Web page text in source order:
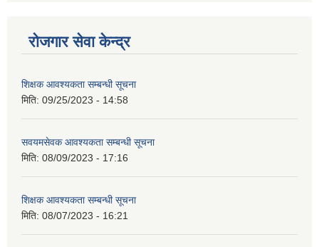
रोजगार सेवा केन्द्र
शिक्षक आवश्यकता सम्बन्धी सूचना
मिति: 09/25/2023 - 14:58
सवयमसेवक आवश्यकता सम्बन्धी सूचना
मिति: 08/09/2023 - 17:16
शिक्षक आवश्यकता सम्बन्धी सूचना
मिति: 08/07/2023 - 16:21